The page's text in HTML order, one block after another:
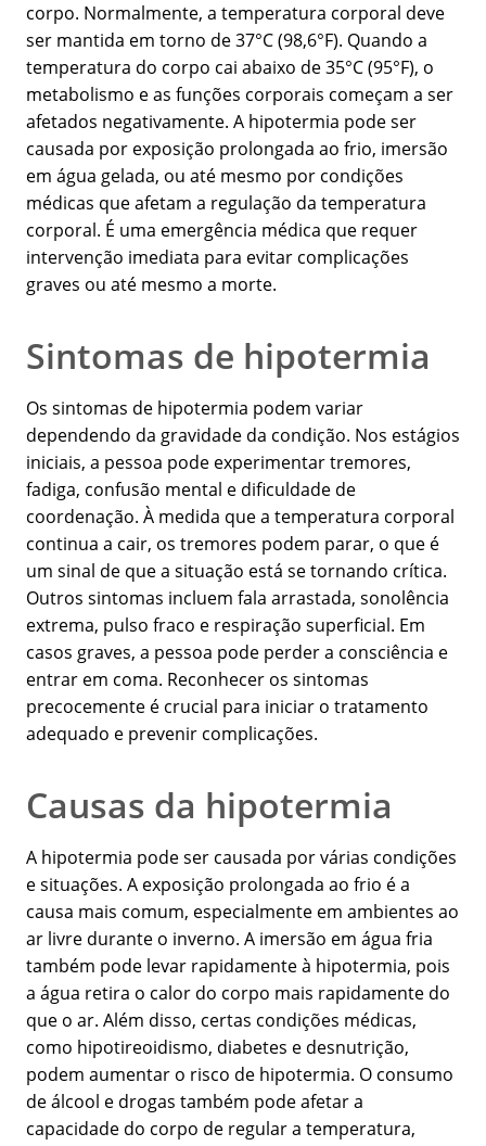
corpo. Normalmente, a temperatura corporal deve
ser mantida em torno de 37°C (98,6°F). Quando a
temperatura do corpo cai abaixo de 35°C (95°F), o
metabolismo e as funções corporais começam a ser
afetados negativamente. A hipotermia pode ser
causada por exposição prolongada ao frio, imersão
em água gelada, ou até mesmo por condições
médicas que afetam a regulação da temperatura
corporal. É uma emergência médica que requer
intervenção imediata para evitar complicações
graves ou até mesmo a morte.
Sintomas de hipotermia
Os sintomas de hipotermia podem variar
dependendo da gravidade da condição. Nos estágios
iniciais, a pessoa pode experimentar tremores,
fadiga, confusão mental e dificuldade de
coordenação. À medida que a temperatura corporal
continua a cair, os tremores podem parar, o que é
um sinal de que a situação está se tornando crítica.
Outros sintomas incluem fala arrastada, sonolência
extrema, pulso fraco e respiração superficial. Em
casos graves, a pessoa pode perder a consciência e
entrar em coma. Reconhecer os sintomas
precocemente é crucial para iniciar o tratamento
adequado e prevenir complicações.
Causas da hipotermia
A hipotermia pode ser causada por várias condições
e situações. A exposição prolongada ao frio é a
causa mais comum, especialmente em ambientes ao
ar livre durante o inverno. A imersão em água fria
também pode levar rapidamente à hipotermia, pois
a água retira o calor do corpo mais rapidamente do
que o ar. Além disso, certas condições médicas,
como hipotireoidismo, diabetes e desnutrição,
podem aumentar o risco de hipotermia. O consumo
de álcool e drogas também pode afetar a
capacidade do corpo de regular a temperatura,